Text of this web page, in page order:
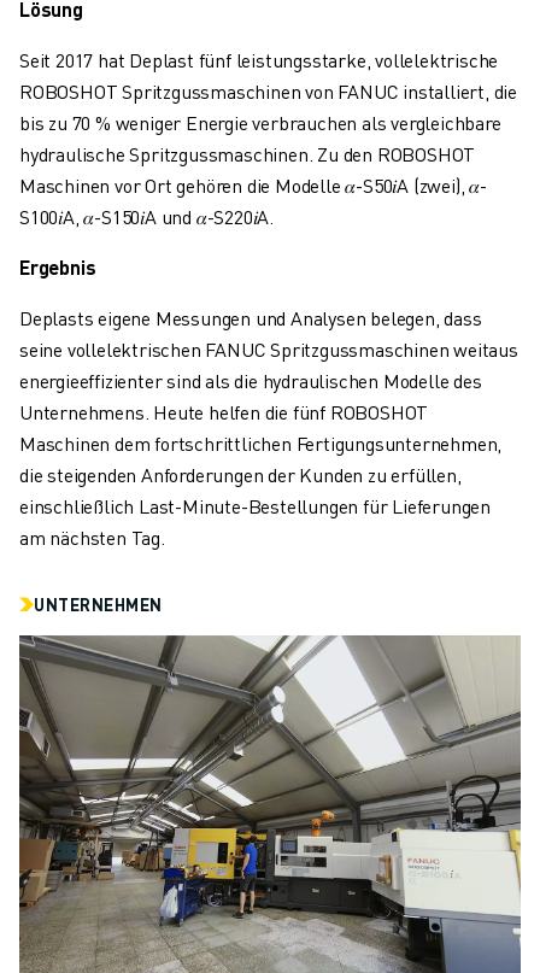
ÜBER FANUC
UNSERE STANDORTE
NACHHALTIGKEIT
KARRIERE
GESTALTEN SIE IHRE ZUKUNFT MIT FANUC
JETZT BEWERBEN » KARRIEREPORTAL
KONTAKT
KONTAKT
IMPRESSUM
Lösung
Seit 2017 hat Deplast fünf leistungsstarke, vollelektrische
ROBOSHOT Spritzgussmaschinen von FANUC installiert, die
bis zu 70 % weniger Energie verbrauchen als vergleichbare
hydraulische Spritzgussmaschinen. Zu den ROBOSHOT
Maschinen vor Ort gehören die Modelle 𝛼-S50𝑖A (zwei), 𝛼-
S100𝑖A, 𝛼-S150𝑖A und 𝛼-S220𝑖A.
Ergebnis
Deplasts eigene Messungen und Analysen belegen, dass
seine vollelektrischen FANUC Spritzgussmaschinen weitaus
energieeffizienter sind als die hydraulischen Modelle des
Unternehmens. Heute helfen die fünf ROBOSHOT
Maschinen dem fortschrittlichen Fertigungsunternehmen,
die steigenden Anforderungen der Kunden zu erfüllen,
einschließlich Last-Minute-Bestellungen für Lieferungen
am nächsten Tag.
UNTERNEHMEN